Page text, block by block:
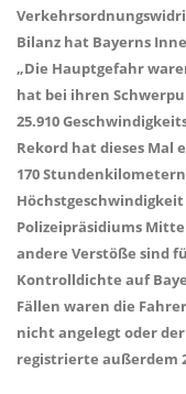
Bilanz hat Bayerns
Die Hauptgefahr
hat bei ihren
25.910
Rekord hat dieses
170
Höchstgeschwindigkeit
Polizeipräsidiums
andere Verstöße sind
Kontrolldichte auf
Fällen waren die
nicht angelegt oder
registrierte außerdem